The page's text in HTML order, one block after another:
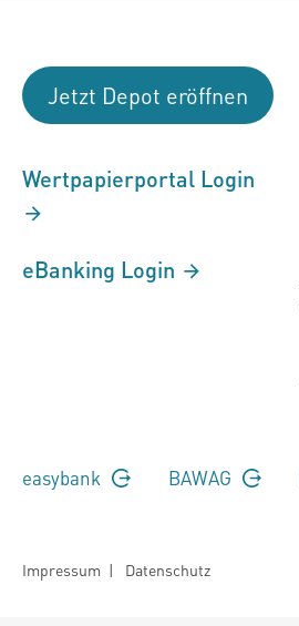
Jetzt Depot eröffnen
Wertpapierportal Login
eBanking Login
easybank BAWAG
Impressum | Datenschutz